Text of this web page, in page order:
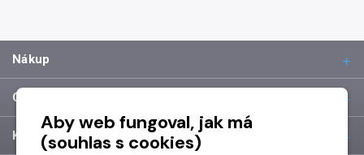
Nákup
O společnosti
Kontakt
Aby web fungoval, jak má
(souhlas s cookies)